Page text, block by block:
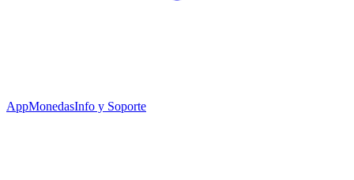
AppMonedasInfo y Soporte